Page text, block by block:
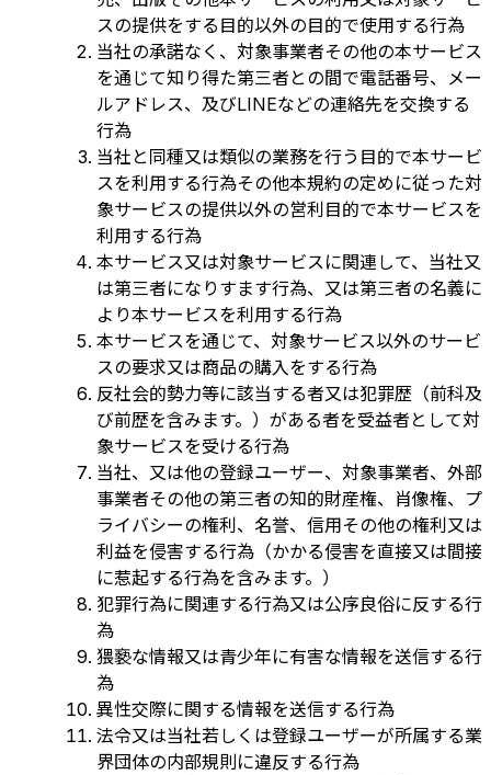
スの提供をする目的以外の目的で使用する行為
当社の承諾なく、対象事業者その他の本サービス
を通じて知り得た第三者との間で電話番号、メー
ルアドレス、及びLINEなどの連絡先を交換する
行為
当社と同種又は類似の業務を行う目的で本サービ
スを利用する行為その他本規約の定めに従った対
象サービスの提供以外の営利目的で本サービスを
利用する行為
本サービス又は対象サービスに関連して、当社又
は第三者になりすます行為、又は第三者の名義に
より本サービスを利用する行為
本サービスを通じて、対象サービス以外のサービ
スの要求又は商品の購入をする行為
反社会的勢力等に該当する者又は犯罪歴（前科及
び前歴を含みます。）がある者を受益者として対
象サービスを受ける行為
当社、又は他の登録ユーザー、対象事業者、外部
事業者その他の第三者の知的財産権、肖像権、プ
ライバシーの権利、名誉、信用その他の権利又は
利益を侵害する行為（かかる侵害を直接又は間接
に惹起する行為を含みます。）
犯罪行為に関連する行為又は公序良俗に反する行
為
猥褻な情報又は青少年に有害な情報を送信する行
為
異性交際に関する情報を送信する行為
法令又は当社若しくは登録ユーザーが所属する業
界団体の内部規則に違反する行為